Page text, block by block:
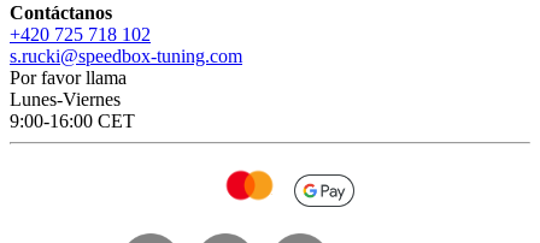
Contáctanos
+420 725 718 102
s.rucki@speedbox-tuning.com
Por favor llama
Lunes-Viernes
9:00-16:00 CET